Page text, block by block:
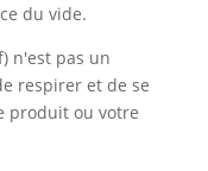
du vide.
n'est pas un
respirer et de se
produit ou votre